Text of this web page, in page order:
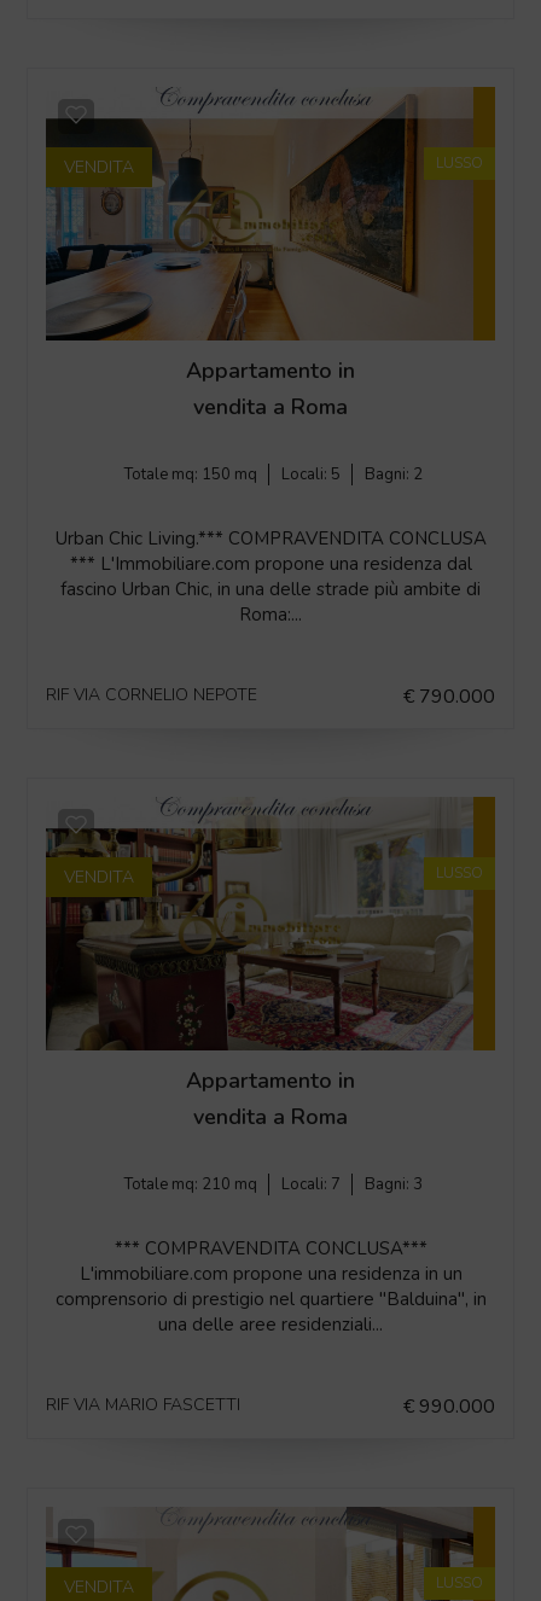
VENDITA LUSSO
Appartamento in
vendita a Roma
Totale mq: 150 mq Locali: 5 Bagni: 2
Urban Chic Living.*** COMPRAVENDITA CONCLUSA
*** L'Immobiliare.com propone una residenza dal
fascino Urban Chic, in una delle strade più ambite di
Roma:...
RIF VIA CORNELIO NEPOTE € 790.000
VENDITA LUSSO
Appartamento in
vendita a Roma
Totale mq: 210 mq Locali: 7 Bagni: 3
*** COMPRAVENDITA CONCLUSA***
L'immobiliare.com propone una residenza in un
comprensorio di prestigio nel quartiere "Balduina", in
una delle aree residenziali...
RIF VIA MARIO FASCETTI € 990.000
VENDITA LUSSO